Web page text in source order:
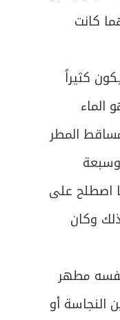
كانت
كثيراً
الماء
المطر
وسبعة
اصطلح على
وكان
مطهر
النجاسة أو
والاحتضار
الميت